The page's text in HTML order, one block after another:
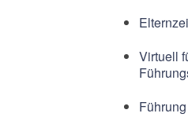
Virtuell